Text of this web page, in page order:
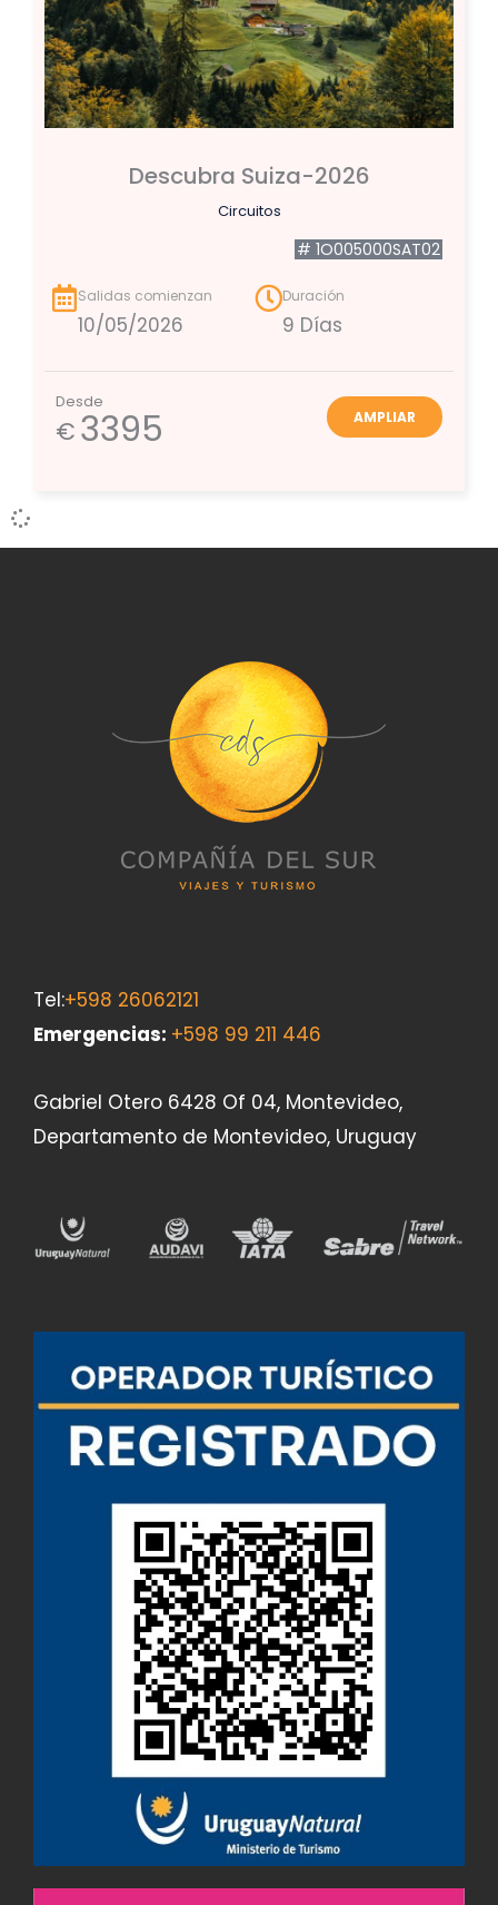
Descubra Suiza-2026
Circuitos
# 1O005000SAT02
Salidas comienzan
10/05/2026
Duración
9 Días
Desde
€3395 AMPLIAR
Tel:+598 26062121
Emergencias: +598 99 211 446
Gabriel Otero 6428 Of 04, Montevideo,
Departamento de Montevideo, Uruguay